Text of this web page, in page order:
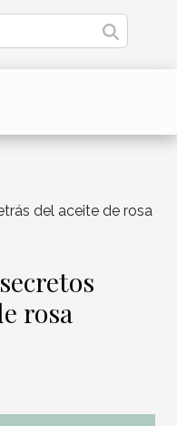
del aceite de rosa
rosa